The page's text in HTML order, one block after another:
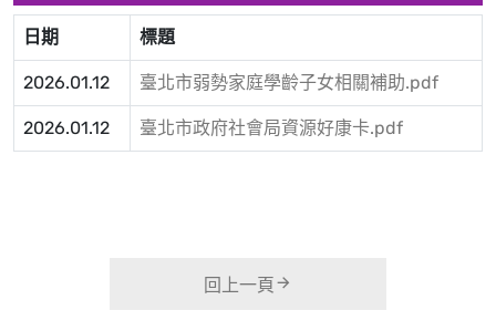
日期 標題
2026.01.12 臺北市弱勢家庭學齡子女相關補助.pdf
2026.01.12 臺北市政府社會局資源好康卡.pdf
回上一頁